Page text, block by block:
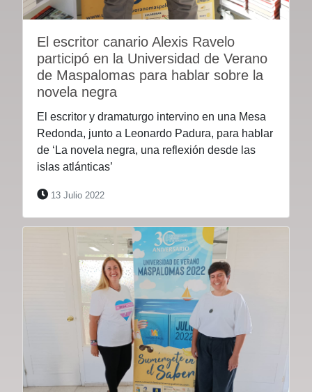
El escritor canario Alexis Ravelo
participó en la Universidad de Verano
de Maspalomas para hablar sobre la
novela negra
El escritor y dramaturgo intervino en una Mesa
Redonda, junto a Leonardo Padura, para hablar
de ‘La novela negra, una reflexión desde las
islas atlánticas’
13 Julio 2022